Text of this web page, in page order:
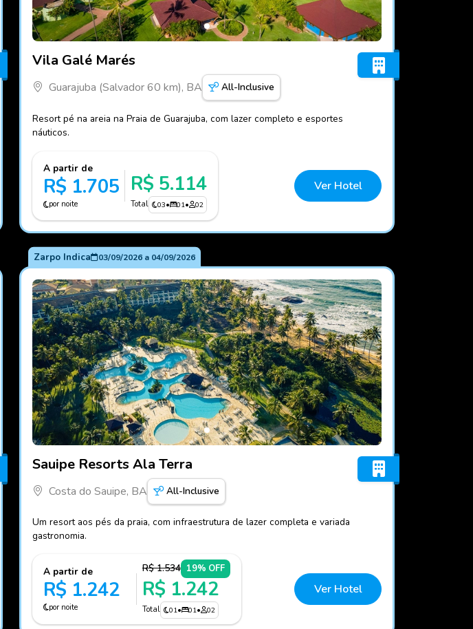
Vila Galé Marés
Guarajuba (Salvador 60 km), BA All-Inclusive
Resort pé na areia na Praia de Guarajuba, com lazer completo e esportes
náuticos.
A partir de
R$ 1.705
por noite
R$ 5.114
Total 03• 01• 02
Ver Hotel
Zarpo Indica 03/09/2026a 04/09/2026
Sauipe Resorts Ala Terra
Costa do Sauipe, BA All-Inclusive
Um resort aos pés da praia, com infraestrutura de lazer completa e variada
gastronomia.
A partir de
R$ 1.242
por noite
R$ 1.534 19% OFF
R$ 1.242
Total 01• 01• 02
Ver Hotel